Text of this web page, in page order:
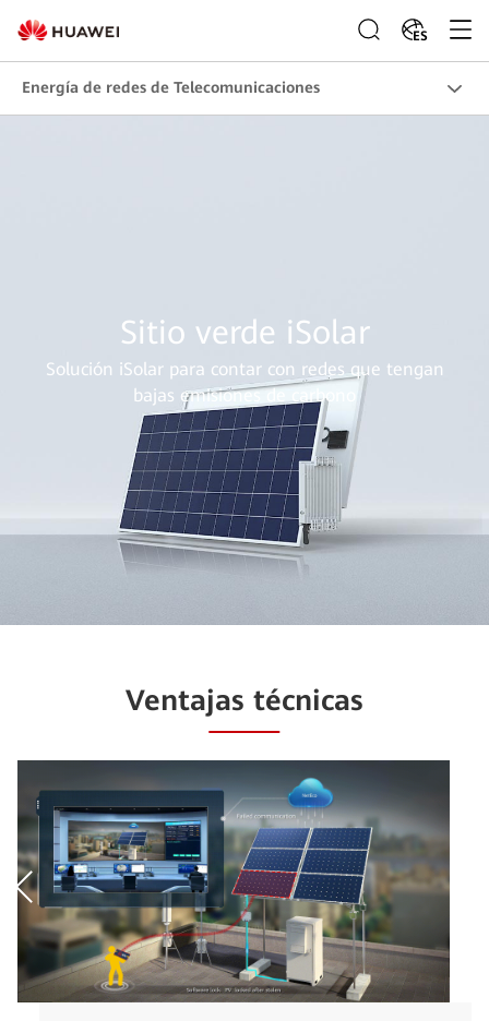
ES
Energía de redes de Telecomunicaciones
Sitio verde iSolar
Solución iSolar para contar con redes que tengan
bajas emisiones de carbono
Ventajas técnicas